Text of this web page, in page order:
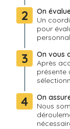
2
On
Un
pour
3
On vous
Après
présente
4
On
Nous